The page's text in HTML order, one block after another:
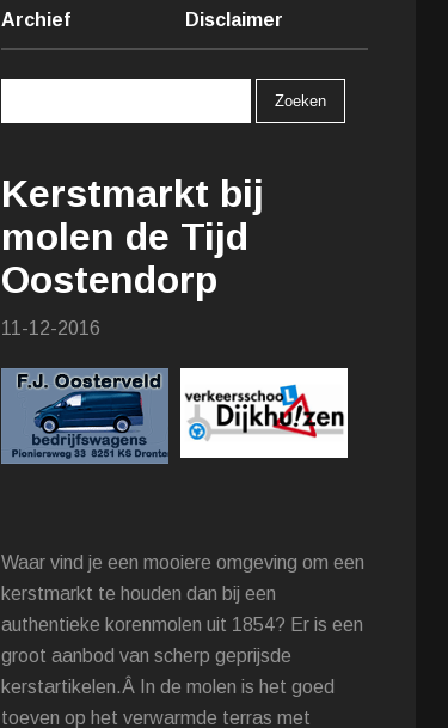
Archief
Disclaimer
Kerstmarkt bij
molen de Tijd
Oostendorp
11-12-2016
Waar vind je een mooiere omgeving om een
kerstmarkt te houden dan bij een
authentieke korenmolen uit 1854? Er is een
groot aanbod van scherp geprijsde
kerstartikelen.Â In de molen is het goed
toeven op het verwarmde terras met